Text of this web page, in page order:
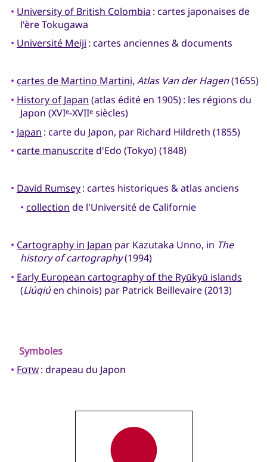
• University of British Colombia : cartes japonaises de
l'ère Tokugawa
• Université Meiji : cartes anciennes & documents
• cartes de Martino Martini, Atlas Van der Hagen(1655)
• History of Japan (atlas édité en 1905) : les régions du
Japon (XVIe-XVIIesiècles)
• Japan : carte du Japon, par Richard Hildreth (1855)
• carte manuscrited'Edo (Tokyo) (1848)
• David Rumsey: cartes historiques & atlas anciens
• collection de l'Université de Californie
• Cartography in Japan par Kazutaka Unno, in The
history of cartography(1994)
• Early European cartography of the Ryūkyū islands
(Liúqiúen chinois) par Patrick Beillevaire (2013)
Symboles
• Fotw: drapeau du Japon